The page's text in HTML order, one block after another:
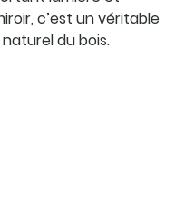
c’est un véritable
du bois.